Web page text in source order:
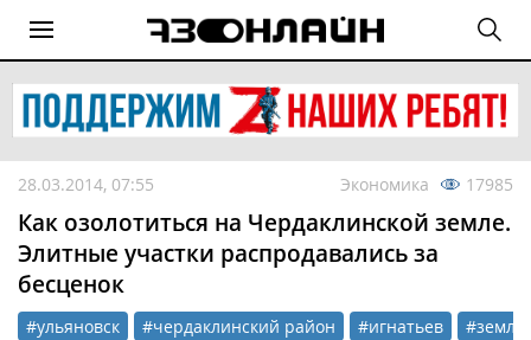
28.03.2014, 07:55 Экономика 17985
Как озолотиться на Чердаклинской земле.
Элитные участки распродавались за
бесценок
#ульяновск #чердаклинский район #игнатьев #земля